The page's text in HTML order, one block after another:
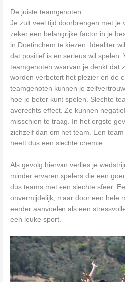
De juiste teamgenoten
Je zult veel tijd doorbrengen met je
zeker een belangrijke factor in je
in Doetinchem te kiezen. Idealiter
dat positief is en serieus wil spelen.
teamgenoten waarvan je denkt dat
worden verbetert het plezier en de
teamgenoten kunnen je
hoe je beter kunt spelen. Slechte
averechts effect. Ze kunnen
misschien te traag. In het ergste
zichzelf dan om het team. Een
heeft dus een slechte chemie.
Als gevolg hiervan verlies je
minder ervaren spelers die een
dus teams met een slechte sfeer.
onvermijdelijk, maar door een hele
eerder aanvoelen als een
een leuke sport.